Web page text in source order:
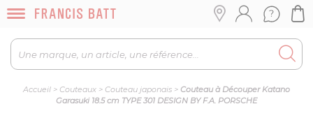
Accueil > Couteaux > Couteau japonais > Couteau à Découper Katano
Garasuki 18.5 cm TYPE 301 DESIGN BY F.A. PORSCHE